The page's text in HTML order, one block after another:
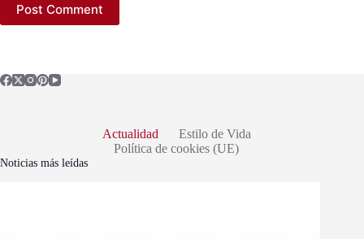
Post Comment
Actualidad
Estilo de Vida
Política de cookies (UE)
Noticias más leídas